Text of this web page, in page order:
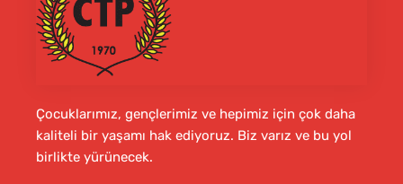
Çocuklarımız, gençlerimiz ve hepimiz için çok daha
kaliteli bir yaşamı hak ediyoruz. Biz varız ve bu yol
birlikte yürünecek.